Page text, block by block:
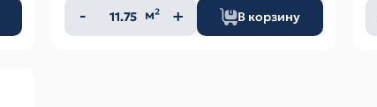
Количество
товара
м² В корзину